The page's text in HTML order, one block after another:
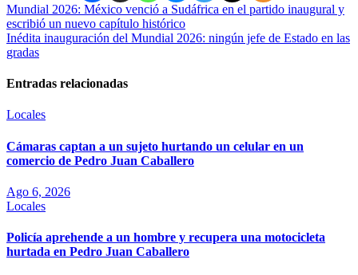
Navegación
de
entradas
Mundial 2026: México venció a Sudáfrica en el partido inaugural y
escribió un nuevo capítulo histórico
Inédita inauguración del Mundial 2026: ningún jefe de Estado en las
gradas
Entradas relacionadas
Locales
Cámaras captan a un sujeto hurtando un celular en un
comercio de Pedro Juan Caballero
Ago 6, 2026
Locales
Policía aprehende a un hombre y recupera una motocicleta
hurtada en Pedro Juan Caballero